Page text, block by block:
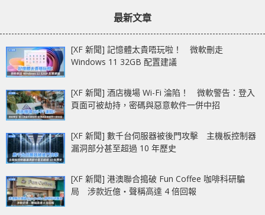
最新文章
[XF 新聞] 記憶體太貴唔玩啦！ 微軟刪走
Windows 11 32GB 配置建議
[XF 新聞] 酒店機場 Wi-Fi 淪陷！ 微軟警告：登入
頁面可被劫持，密碼與惡意軟件一併中招
[XF 新聞] 數千台伺服器被後門攻擊 主機板控制器
漏洞部分甚至超過 10 年歷史
[XF 新聞] 港澳聯合搗破 Fun Coffee 咖啡科研騙
局 涉款近億‧聲稱高達 4 倍回報